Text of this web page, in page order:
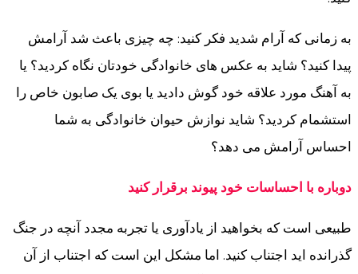
به زمانی که آرام شدید فکر کنید: چه چیزی باعث شد آرامش
پیدا کنید؟ شاید به عکس های خانوادگی خودتان نگاه کردید؟ یا
به آهنگ مورد علاقه خود گوش دادید یا بوی یک صابون خاص را
استشمام کردید؟ شاید نوازش حیوان خانوادگی به شما
احساس آرامش می دهد؟
دوباره با احساسات خود پیوند برقرار کنید
طبیعی است که بخواهید از یادآوری یا تجربه مجدد آنچه در جنگ
گذرانده اید اجتناب کنید. اما مشکل این است که اجتناب از آن